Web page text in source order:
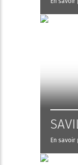
En savoir